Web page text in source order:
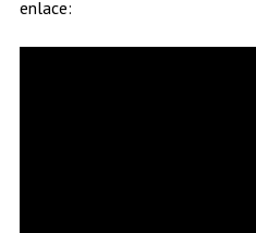
enlace: